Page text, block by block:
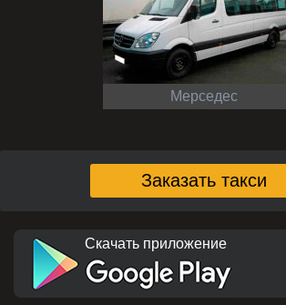
Мерседес
Заказать такси
Скачать приложение